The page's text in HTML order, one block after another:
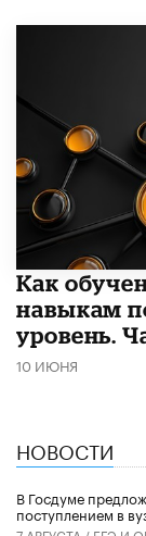
​Как
навыкам
уровень.
10 ИЮНЯ
НОВОСТИ
В Госдуме
поступлением в